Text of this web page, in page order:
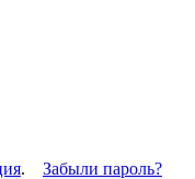
. Забыли пароль?